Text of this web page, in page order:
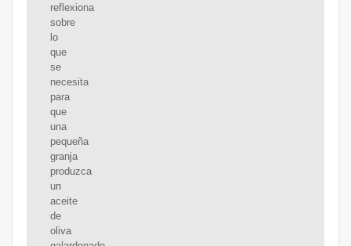
reflexiona
sobre
lo
que
se
necesita
para
que
una
pequeña
granja
produzca
un
aceite
de
oliva